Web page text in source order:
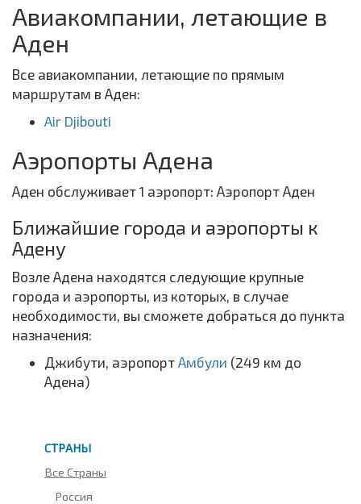
Авиакомпании, летающие в
Аден
Все авиакомпании, летающие по прямым
маршрутам в Аден:
Air Djibouti
Аэропорты Адена
Аден обслуживает 1 аэропорт: Аэропорт Аден
Ближайшие города и аэропорты к
Адену
Возле Адена находятся следующие крупные
города и аэропорты, из которых, в случае
необходимости, вы сможете добраться до пункта
назначения:
Джибути, аэропорт Амбули (249 км до
Адена)
СТРАНЫ
Все Страны
Россия